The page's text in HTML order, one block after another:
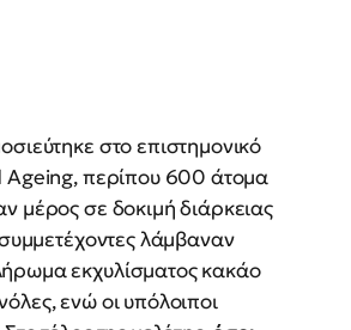
στο επιστημονικό
Ageing, περίπου 600 άτομα
μέρος σε δοκιμή διάρκειας
λάμβαναν
εκχυλίσματος κακάο
ενώ οι υπόλοιποι